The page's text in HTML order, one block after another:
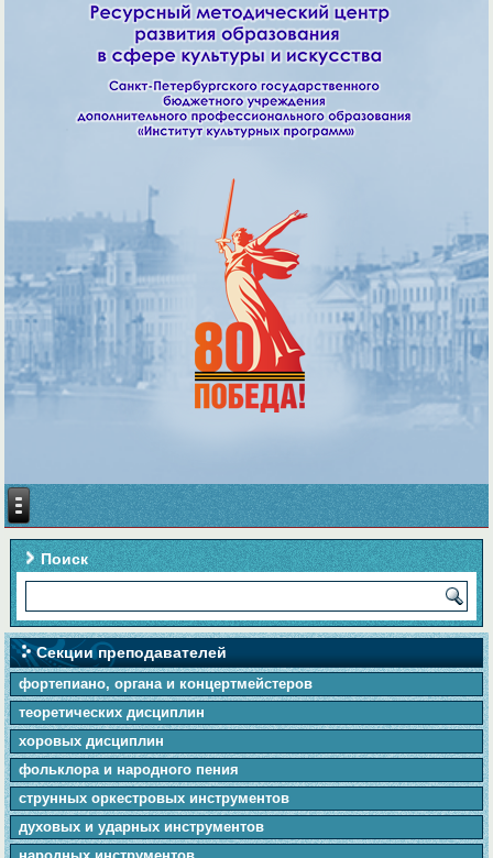
Поиск
Секции преподавателей
фортепиано, органа и концертмейстеров
теоретических дисциплин
хоровых дисциплин
фольклора и народного пения
cтpунныx оркестровых инструментов
духовых и ударных инструментов